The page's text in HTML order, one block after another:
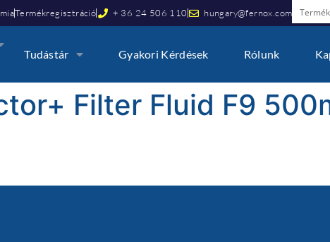
Termékregisztráció + 36 24 506 110 hungary@fernox.com
Tudástár Gyakori Kérdések Rólunk
Filter Fluid F9